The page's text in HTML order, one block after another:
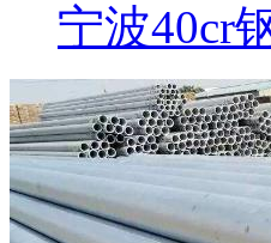
宁波40cr